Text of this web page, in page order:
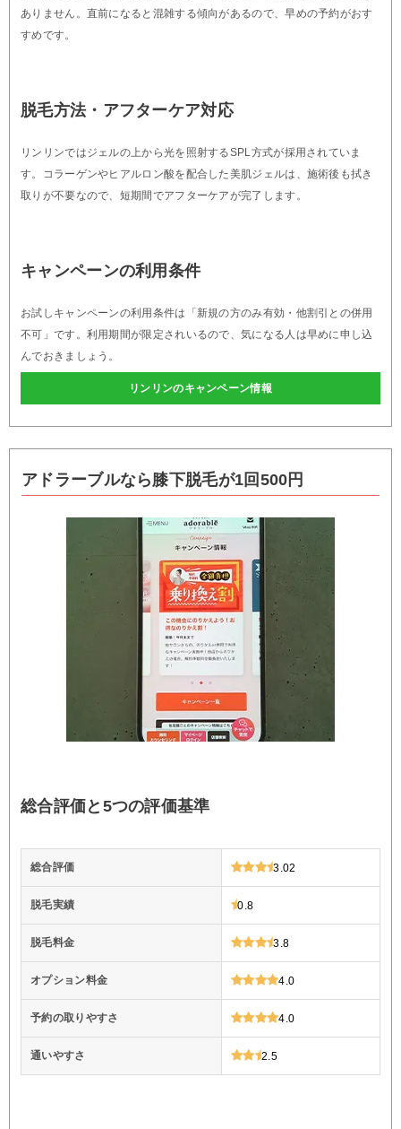
ありません。直前になると混雑する傾向があるので、早めの予約がおす
すめです。
脱毛方法・アフターケア対応
リンリンではジェルの上から光を照射するSPL方式が採用されていま
す。コラーゲンやヒアルロン酸を配合した美肌ジェルは、施術後も拭き
取りが不要なので、短期間でアフターケアが完了します。
キャンペーンの利用条件
お試しキャンペーンの利用条件は「新規の方のみ有効・他割引との併用
不可」です。利用期間が限定されいるので、気になる人は早めに申し込
んでおきましょう。
リンリンのキャンペーン情報
アドラーブルなら膝下脱毛が1回500円
総合評価と5つの評価基準
総合評価 3.02
脱毛実績 0.8
脱毛料金 3.8
オプション料金 4.0
予約の取りやすさ 4.0
通いやすさ 2.5